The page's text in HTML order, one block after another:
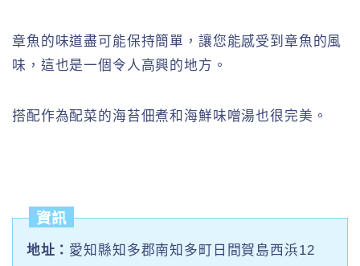
章魚的味道盡可能保持簡單，讓您能感受到章魚的風
味，這也是一個令人高興的地方。
搭配作為配菜的海苔佃煮和海鮮味噌湯也很完美。
資訊
地址： 愛知縣知多郡南知多町日間賀島西浜12